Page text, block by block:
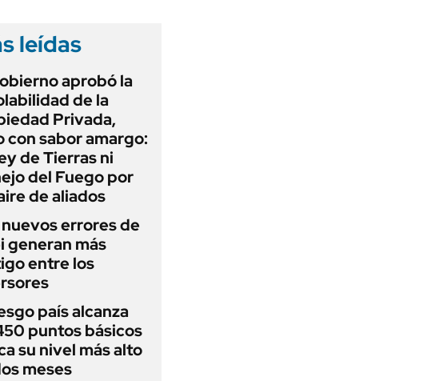
leídas
aprobó la
de la
Privada,
con sabor amargo:
de Tierras ni
del Fuego por
de aliados
errores de
generan más
entre los
país alcanza
puntos básicos
su nivel más alto
meses